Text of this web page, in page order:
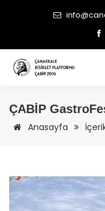
ÇABİP
Anasayfa